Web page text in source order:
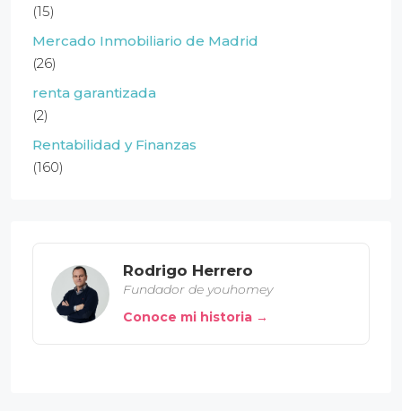
(15)
Mercado Inmobiliario de Madrid
(26)
renta garantizada
(2)
Rentabilidad y Finanzas
(160)
Rodrigo Herrero
Fundador de youhomey
Conoce mi historia →